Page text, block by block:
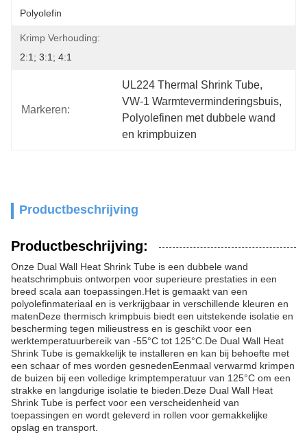
Polyolefin
Krimp Verhouding:
2:1; 3:1; 4:1
Markeren:
UL224 Thermal Shrink Tube,
VW-1 Warmteverminderingsbuis
Polyolefinen met dubbele wand
en krimpbuizen
Productbeschrijving
Productbeschrijving:
Onze Dual Wall Heat Shrink Tube is een dubbele wand
heatschrimpbuis ontworpen voor superieure prestaties in een
breed scala aan toepassingen.Het is gemaakt van een
polyolefinmateriaal en is verkrijgbaar in verschillende kleuren en
matenDeze thermisch krimpbuis biedt een uitstekende isolatie en
bescherming tegen milieustress en is geschikt voor een
werktemperatuurbereik van -55°C tot 125°C.De Dual Wall Heat
Shrink Tube is gemakkelijk te installeren en kan bij behoefte met
een schaar of mes worden gesnedenEenmaal verwarmd krimpen
de buizen bij een volledige krimptemperatuur van 125°C om een
strakke en langdurige isolatie te bieden.Deze Dual Wall Heat
Shrink Tube is perfect voor een verscheidenheid van
toepassingen en wordt geleverd in rollen voor gemakkelijke
opslag en transport.